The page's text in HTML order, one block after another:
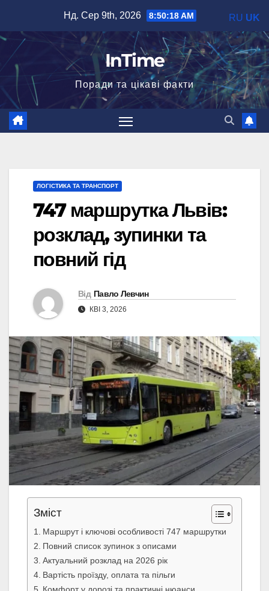
вмісту
Нд. Сер 9th, 2026 8:50:19 AM
InTime
Поради та цікаві факти
ЛОГІСТИКА ТА ТРАНСПОРТ
747 маршрутка Львів:
розклад, зупинки та
повний гід
Від Павло Левчин
КВІ 3, 2026
Зміст
Маршрут і ключові особливості 747 маршрутки
Повний список зупинок з описами
Актуальний розклад на 2026 рік
Вартість проїзду, оплата та пільги
RU UK